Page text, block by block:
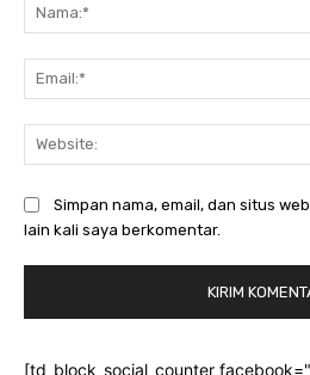
Simpan nama, email, dan situs
lain kali saya berkomentar.
[td_block_social_counter